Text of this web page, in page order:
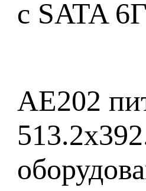
с SATA
AE202